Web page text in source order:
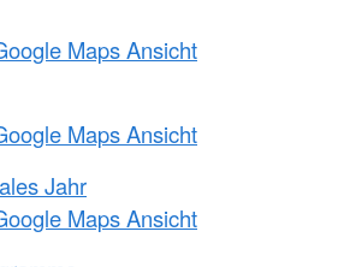
Maps Ansicht
Maps Ansicht
Jahr
Maps Ansicht